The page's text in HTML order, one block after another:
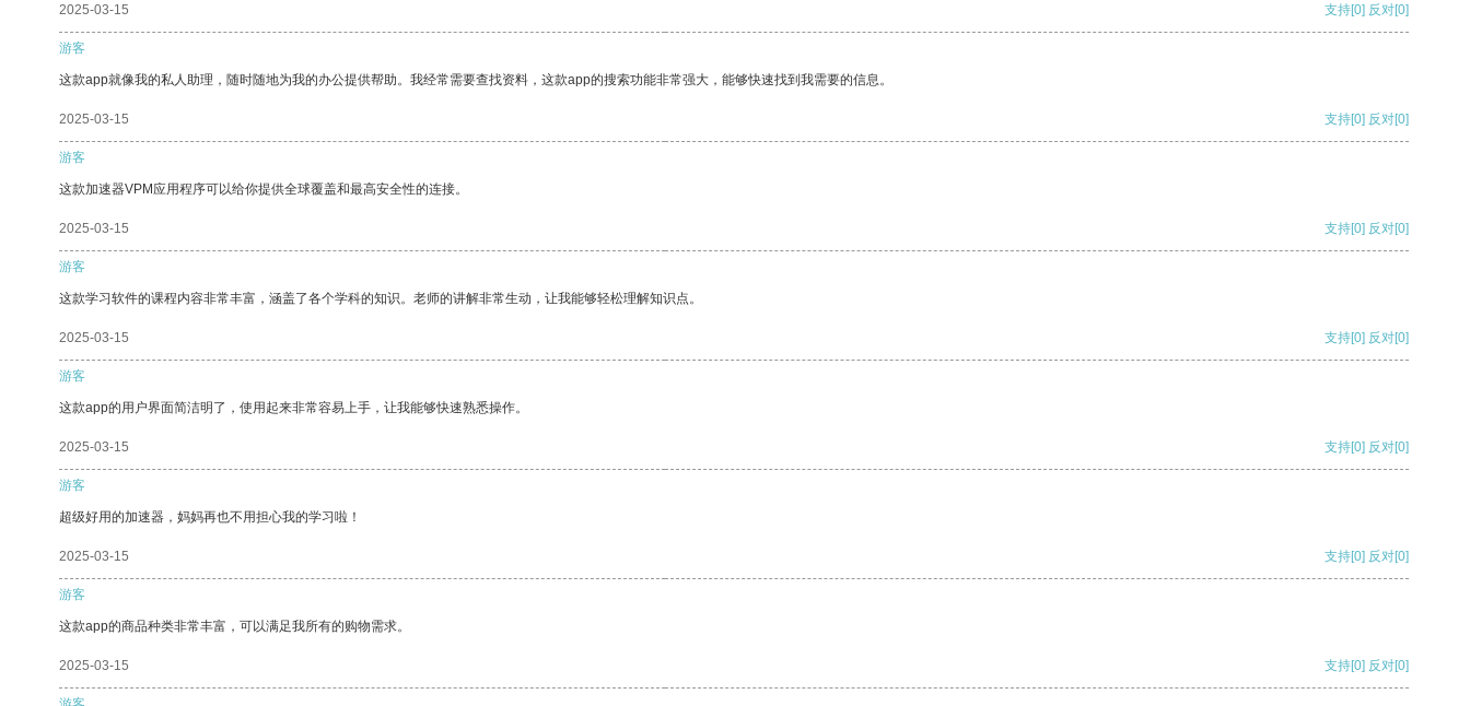
2025-03-15 支持[0] 反对[0]
游客
这款app就像我的私人助理，随时随地为我的办公提供帮助。我经常需要查找资料，这款app的搜索功能非常强大，能够快速找到我需要的信息。
2025-03-15 支持[0] 反对[0]
游客
这款加速器VPM应用程序可以给你提供全球覆盖和最高安全性的连接。
2025-03-15 支持[0] 反对[0]
游客
这款学习软件的课程内容非常丰富，涵盖了各个学科的知识。老师的讲解非常生动，让我能够轻松理解知识点。
2025-03-15 支持[0] 反对[0]
游客
这款app的用户界面简洁明了，使用起来非常容易上手，让我能够快速熟悉操作。
2025-03-15 支持[0] 反对[0]
游客
超级好用的加速器，妈妈再也不用担心我的学习啦！
2025-03-15 支持[0] 反对[0]
游客
这款app的商品种类非常丰富，可以满足我所有的购物需求。
2025-03-15 支持[0] 反对[0]